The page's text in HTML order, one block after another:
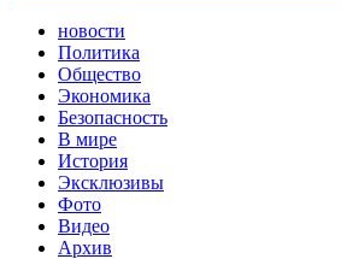
новости
Политика
Общество
Экономика
Безопасность
В мире
История
Эксклюзивы
Фото
Видео
Архив